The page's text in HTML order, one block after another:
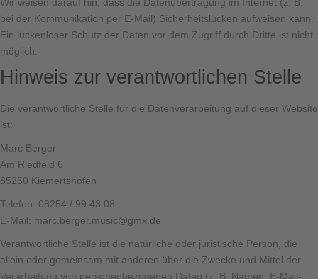
bei der Kommunikation per E-Mail) Sicherheitslücken aufweisen kann.
Ein lückenloser Schutz der Daten vor dem Zugriff durch Dritte ist nicht
möglich.
Hinweis zur verantwortlichen Stelle
Die verantwortliche Stelle für die Datenverarbeitung auf dieser Website
ist:
Marc Berger
Am Riedfeld 6
85250 Kiemertshofen
Telefon: 08254 / 99 43 08
E-Mail: marc.berger.music@gmx.de
Verantwortliche Stelle ist die natürliche oder juristische Person, die
allein oder gemeinsam mit anderen über die Zwecke und Mittel der
Verarbeitung von personenbezogenen Daten (z. B. Namen, E-Mail-